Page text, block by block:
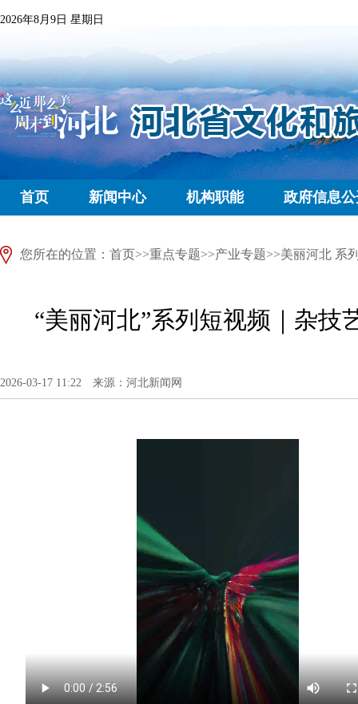
2026年8月9日 星期日
首页 新闻中心 机构职能 政府信息
您所在的位置： 首页>>重点专题>>产业专题>>美丽河北 系
“美丽河北”系列短视频｜杂
2026-03-17 11:22 来源：河北新闻网